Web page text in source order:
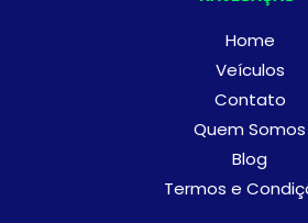
Home
Veículos
Contato
Quem Somos
Blog
Termos e